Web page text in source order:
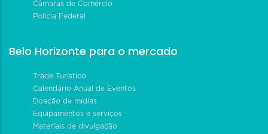
Câmaras de Comércio
Polícia Federal
Belo Horizonte para o mercado
Trade Turístico
Calendário Anual de Eventos
Doação de mídias
Equipamentos e serviços
Materiais de divulgação